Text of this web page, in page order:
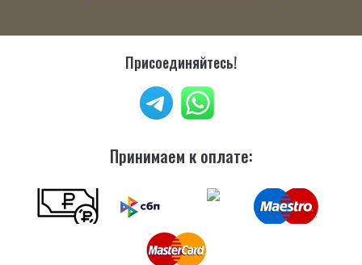
Присоединяйтесь!
Принимаем к оплате: